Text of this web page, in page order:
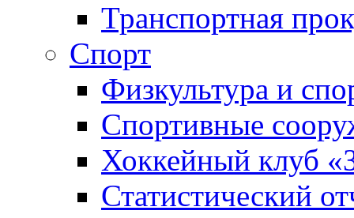
Транспортная
Спорт
Физкультура и
Спортивные
Хоккейный клуб
Статистический